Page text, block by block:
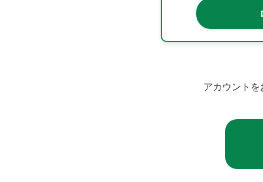
アカウントを